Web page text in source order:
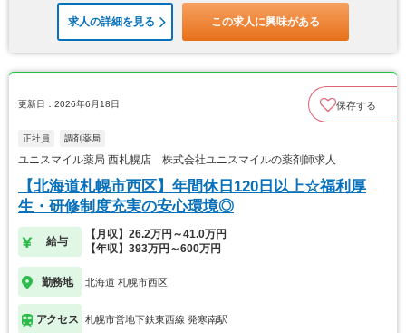
求人の詳細を見る この求人に興味がある
更新日：2026年6月18日 保存する
正社員 調剤薬局
ユニスマイル薬局 西札幌店 株式会社ユニスマイルの薬剤師求人
【北海道札幌市西区】年間休日120日以上☆福利厚
生・研修制度充実の安心環境◎
給与
【月収】26.2万円～41.0万円
【年収】393万円～600万円
勤務地 北海道 札幌市西区
アクセス 札幌市営地下鉄東西線 発寒南駅